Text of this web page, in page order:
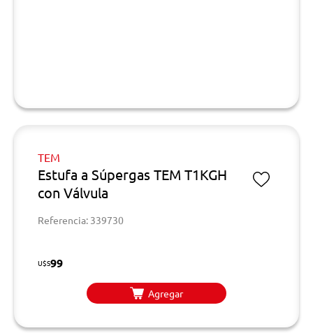
TEM
Estufa a Súpergas TEM T1KGH
con Válvula
Referencia: 339730
U$S99
Agregar